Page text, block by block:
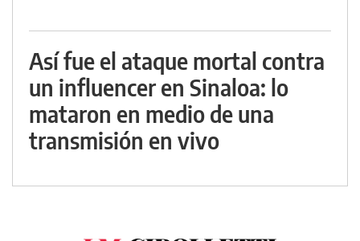
Así fue el ataque mortal contra
un influencer en Sinaloa: lo
mataron en medio de una
transmisión en vivo